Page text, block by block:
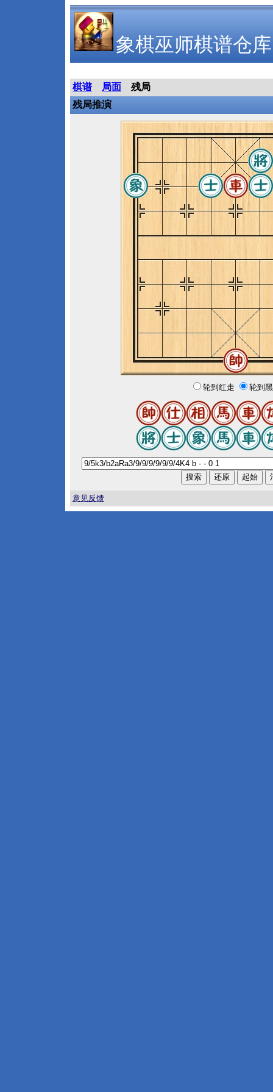
象棋巫师棋谱仓库
棋谱 局面
残局
残局推演
轮到红走 轮到
意见反馈